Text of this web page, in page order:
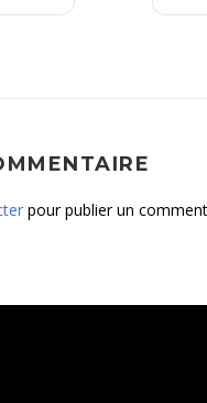
pour publier un